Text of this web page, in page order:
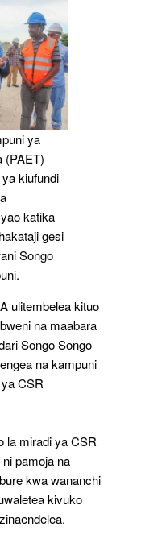
ya
(PAET)
kiufundi
katika
gesi
Songo
ulitembelea kituo
na maabara
Songo Songo
na kampuni
CSR
la miradi ya CSR
pamoja na
kwa wananchi
kivuko